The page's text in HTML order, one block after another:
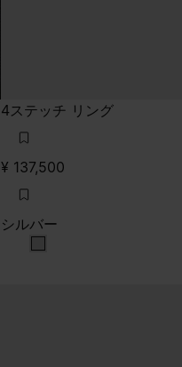
4ステッチ リング
¥ 137,500
シルバー
シルバー